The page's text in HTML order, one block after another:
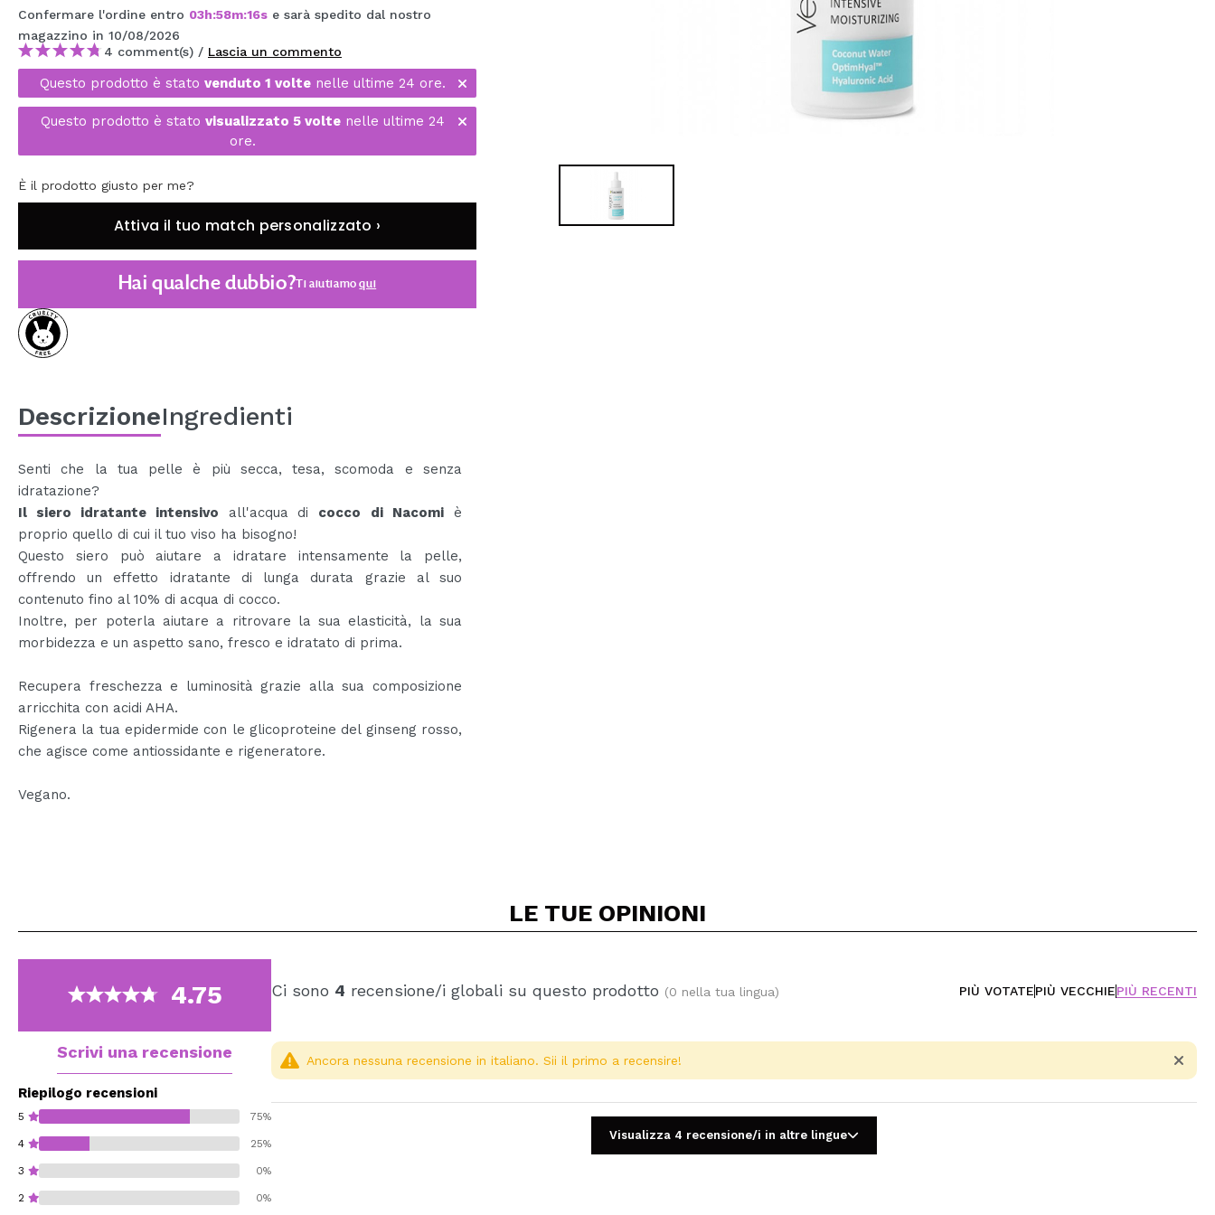
MAQUIFARMA
KOREA ZONE
TRAVEL SIZE
NATURE
SPECIALE
SONO TORNATI!
PROSSIMAMENTE
BLOG
CREARE UN ACCOUNT
Confermare l'ordine entro 03h:58m:16s e sarà spedito dal nostro
magazzino in 10/08/2026
4 comment(s) / Lascia un commento
Questo prodotto è stato venduto 1 volte nelle ultime 24 ore.
Questo prodotto è stato visualizzato 5 volte nelle ultime 24
ore.
È il prodotto giusto per me?
Attiva il tuo match personalizzato ›
Hai qualche dubbio?Ti aiutiamoqui
DescrizioneIngredienti
Senti che la tua pelle è più secca, tesa, scomoda e senza
idratazione?
Il siero idratante intensivo all'acqua di cocco di Nacomi è
proprio quello di cui il tuo viso ha bisogno!
Questo siero può aiutare a idratare intensamente la pelle,
offrendo un effetto idratante di lunga durata grazie al suo
contenuto fino al 10% di acqua di cocco.
Inoltre, per poterla aiutare a ritrovare la sua elasticità, la sua
morbidezza e un aspetto sano, fresco e idratato di prima.
Recupera freschezza e luminosità grazie alla sua composizione
arricchita con acidi AHA.
Rigenera la tua epidermide con le glicoproteine del ginseng rosso,
che agisce come antiossidante e rigeneratore.
Vegano.
LE TUE OPINIONI
4.75
Scrivi una recensione
Riepilogo recensioni
5 75%
4 25%
3 0%
2 0%
Ci sono 4 recensione/i globali su questo prodotto (0 nella tua lingua) PIÙ VOTATEPIÙ VECCHIEPIÙ RECENTI
Ancora nessuna recensione in italiano. Sii il primo a recensire!
Visualizza 4 recensione/i in altre lingue